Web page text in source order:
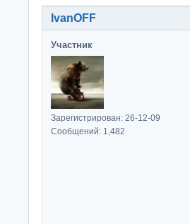
IvanOFF
Участник
Зарегистрирован: 26-12-09
Сообщений: 1,482